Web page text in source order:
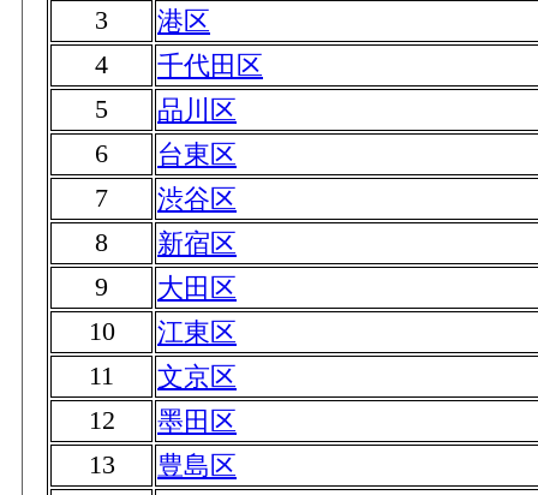
3
港区
4
千代田区
5
品川区
6
台東区
7
渋谷区
8
新宿区
9
大田区
10
江東区
11
文京区
12
墨田区
13
豊島区